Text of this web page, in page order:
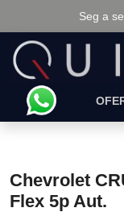
Seg a
Chevrolet
Flex 5p Aut.